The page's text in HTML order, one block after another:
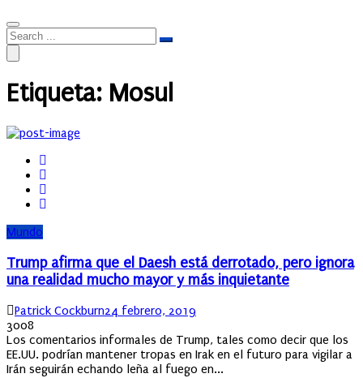
Etiqueta: Mosul
Mundo
Trump afirma que el Daesh está derrotado, pero ignora
una realidad mucho mayor y más inquietante
Author
Patrick CockburnPosted
24 febrero, 2019
3008
Los comentarios informales de Trump, tales como decir que los
EE.UU. podrían mantener tropas en Irak en el futuro para vigilar a
Irán seguirán echando leña al fuego en...